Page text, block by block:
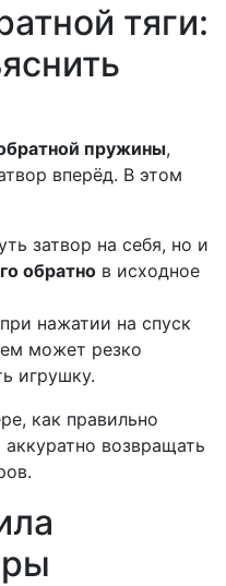
тяги:
пружины,
вперёд. В этом
затвор на себя, но и
обратно в исходное
нажатии на спуск
может резко
игрушку.
как правильно
возвращать